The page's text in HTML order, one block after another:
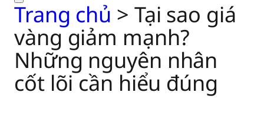
Trang chủ > Tại sao giá
vàng giảm mạnh?
Những nguyên nhân
cốt lõi cần hiểu đúng